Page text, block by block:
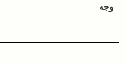
وجه